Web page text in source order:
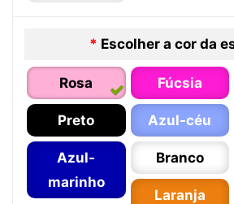
* Escolher a cor da
Rosa Fúcsia
Preto Azul-céu
Azul-
marinho
Branco
Laranja